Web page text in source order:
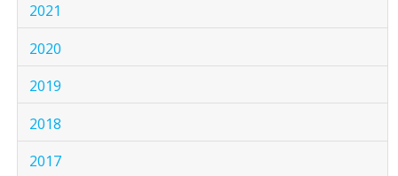
2021
2020
2019
2018
2017